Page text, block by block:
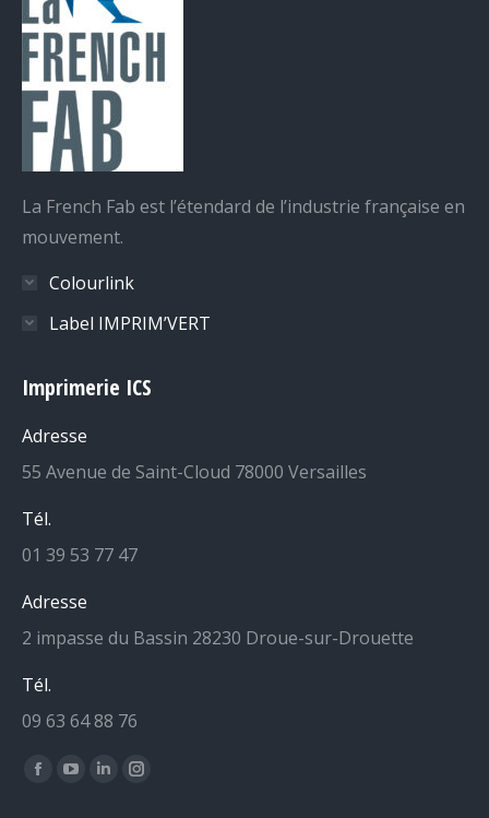
La French Fab est l’étendard de l’industrie française en
mouvement.
Colourlink
Label IMPRIM’VERT
Imprimerie ICS
Adresse
55 Avenue de Saint-Cloud 78000 Versailles
Tél.
01 39 53 77 47
Adresse
2 impasse du Bassin 28230 Droue-sur-Drouette
Tél.
09 63 64 88 76
Retrouvez-nous sur :
La
La
La
La